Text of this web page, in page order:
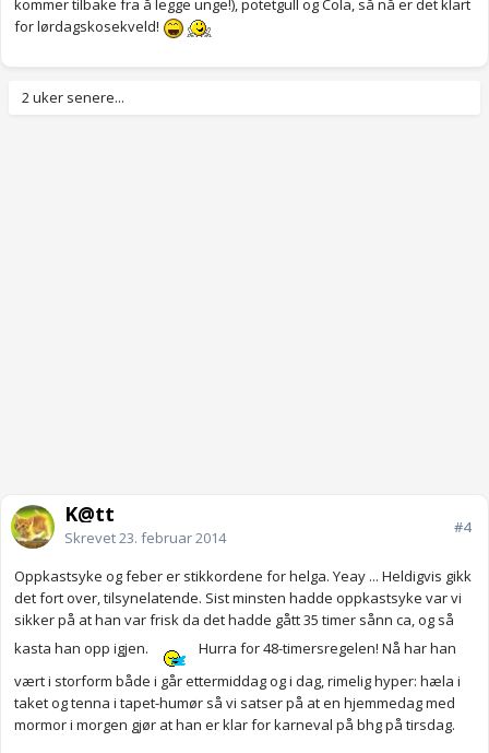
kommer tilbake fra å legge unge!), potetgull og Cola, så nå er det klart
for lørdagskosekveld!
2 uker senere...
K@tt
Skrevet23. februar 2014
#4
Oppkastsyke og feber er stikkordene for helga. Yeay ... Heldigvis gikk
det fort over, tilsynelatende. Sist minsten hadde oppkastsyke var vi
sikker på at han var frisk da det hadde gått 35 timer sånn ca, og så
kasta han opp igjen.
Hurra for 48-timersregelen! Nå har han
vært i storform både i går ettermiddag og i dag, rimelig hyper: hæla i
taket og tenna i tapet-humør så vi satser på at en hjemmedag med
mormor i morgen gjør at han er klar for karneval på bhg på tirsdag.